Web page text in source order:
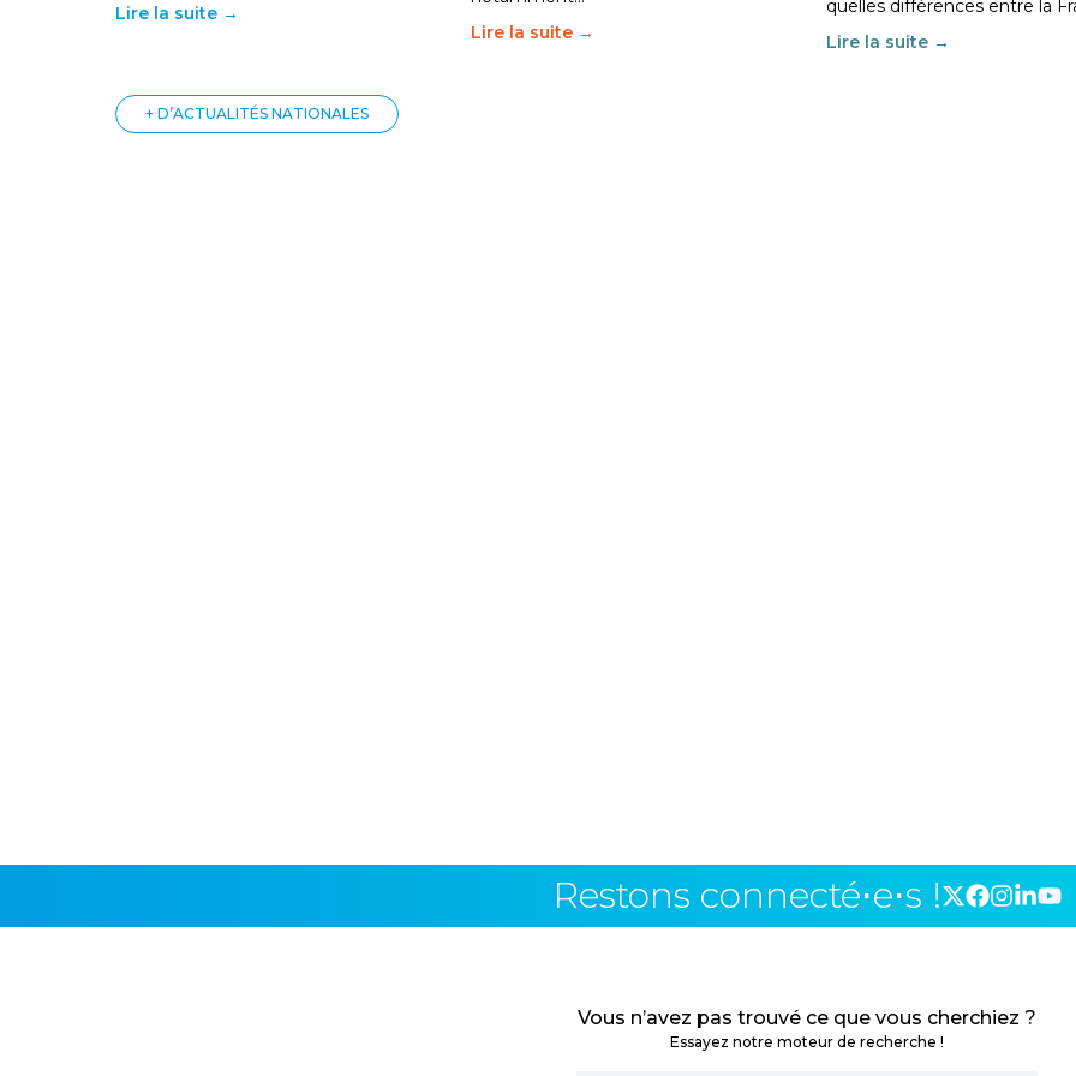
Lire la suite →
Lire la suite →
quelles différences entre la
Lire la suite →
+ D’ACTUALITÉS NATIONALES
Restons connecté⋅e⋅s !
Vous n’avez pas trouvé ce que vous cherchiez ?
Essayez notre moteur de recherche !